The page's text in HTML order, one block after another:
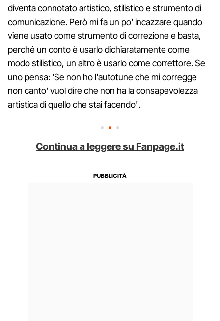
diventa connotato artistico, stilistico e strumento di
comunicazione. Però mi fa un po' incazzare quando
viene usato come strumento di correzione e basta,
perché un conto è usarlo dichiaratamente come
modo stilistico, un altro è usarlo come correttore. Se
uno pensa: ‘Se non ho l'autotune che mi corregge
non canto' vuol dire che non ha la consapevolezza
artistica di quello che stai facendo".
Continua a leggere su Fanpage.it